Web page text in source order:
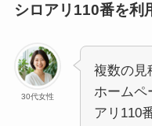
シロアリ110番を利
30代女性
複数の見
ホームペ
アリ110